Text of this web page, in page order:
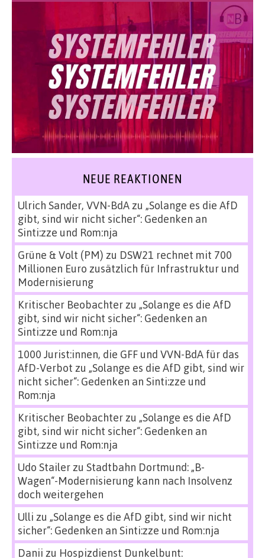
NEUE REAKTIONEN
Ulrich Sander, VVN-BdAzu „Solange es die AfD
gibt, sind wir nicht sicher“: Gedenken an
Sinti:zze und Rom:nja
Grüne & Volt (PM) zu DSW21 rechnet mit 700
Millionen Euro zusätzlich für Infrastruktur und
Modernisierung
Kritischer Beobachterzu „Solange es die AfD
gibt, sind wir nicht sicher“: Gedenken an
Sinti:zze und Rom:nja
1000 Jurist:innen, die GFF und VVN-BdA für das
AfD-Verbot zu „Solange es die AfD gibt, sind wir
nicht sicher“: Gedenken an Sinti:zze und
Rom:nja
Kritischer Beobachterzu „Solange es die AfD
gibt, sind wir nicht sicher“: Gedenken an
Sinti:zze und Rom:nja
Udo Stailerzu Stadtbahn Dortmund: „B-
Wagen“-Modernisierung kann nach Insolvenz
doch weitergehen
Ulli zu „Solange es die AfD gibt, sind wir nicht
sicher“: Gedenken an Sinti:zze und Rom:nja
Danii zu Hospizdienst Dunkelbunt: